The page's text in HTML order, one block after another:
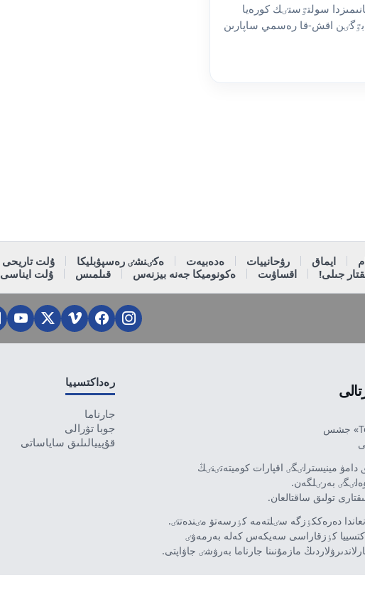
سولتٷستٸك كورەيا
بٷگٸن اقش-قا رەسمي ساپارىن
ايماق رۋحانييات ەدەبيەت ەكٸنشٸ رەسپۋبليكا ۇلت تاريحى
جىلى!
اقساۋىت ەكونوميكا جەنە بيزنەس قىلمىس ۇلت ايناسى
مينيسترلٸگٸ اقپارات كوميتەتٸنٸڭ
تولىق ساقتالعان.
دەرەككٶزگە سٸلتەمە كٶرسەتۋ مٸندەتتٸ.
كٶزقاراسى سەيكەس كەلە بەرمەۋٸ
مازمۇنىنا جارناما بەرۋشٸ جاۋاپتى.
رەداكتسييا
جارناما
جوبا تۋرالى
قۇپييالىلىق ساياساتى